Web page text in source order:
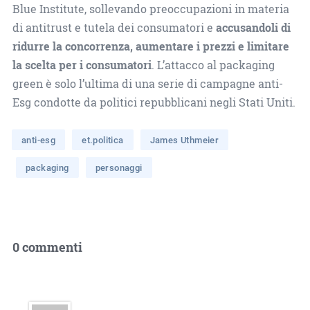
Blue Institute, sollevando preoccupazioni in materia
di antitrust e tutela dei consumatori e accusandoli di
ridurre la concorrenza, aumentare i prezzi e limitare
la scelta per i consumatori. L’attacco al packaging
green è solo l’ultima di una serie di campagne anti-
Esg condotte da politici repubblicani negli Stati Uniti.
anti-esg et.politica James Uthmeier
packaging personaggi
0 commenti